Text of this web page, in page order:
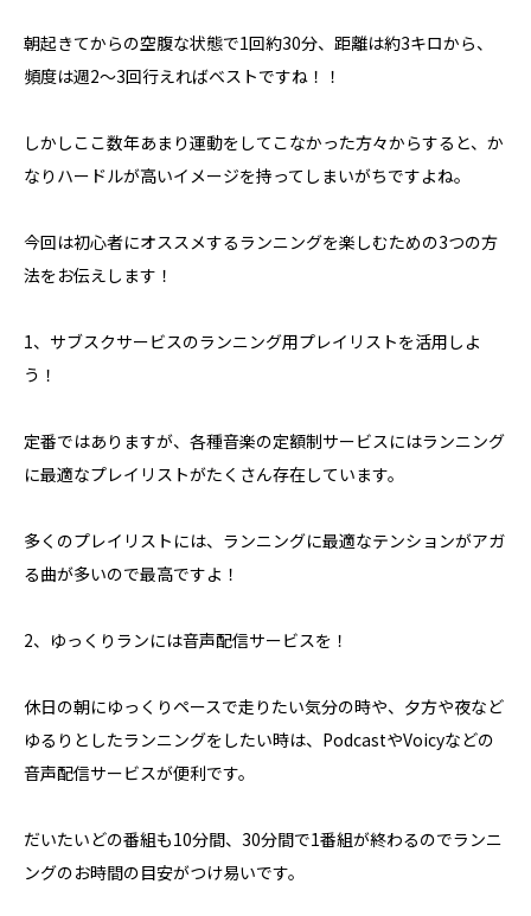
朝起きてからの空腹な状態で1回約30分、距離は約3キロから、
頻度は週2〜3回行えればベストですね！！
しかしここ数年あまり運動をしてこなかった方々からすると、か
なりハードルが高いイメージを持ってしまいがちですよね。
今回は初心者にオススメするランニングを楽しむための3つの方
法をお伝えします！
1、サブスクサービスのランニング用プレイリストを活用しよ
う！
定番ではありますが、各種音楽の定額制サービスにはランニング
に最適なプレイリストがたくさん存在しています。
多くのプレイリストには、ランニングに最適なテンションがアガ
る曲が多いので最高ですよ！
2、ゆっくりランには音声配信サービスを！
休日の朝にゆっくりペースで走りたい気分の時や、夕方や夜など
ゆるりとしたランニングをしたい時は、PodcastやVoicyなどの
音声配信サービスが便利です。
だいたいどの番組も10分間、30分間で1番組が終わるのでランニ
ングのお時間の目安がつけ易いです。